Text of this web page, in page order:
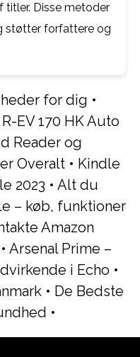
Disse metoder
støtter forfattere og
for dig •
EV 170 HK Auto
Reader og
Overalt • Kindle
2023 • Alt du
– køb, funktioner
Amazon
• Arsenal Prime –
i Echo •
• De Bedste
•